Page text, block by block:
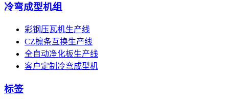
冷弯成型机组
彩钢压瓦机生产线
CZ檩条互换生产线
全自动净化板生产线
客户定制冷弯成型机
标签